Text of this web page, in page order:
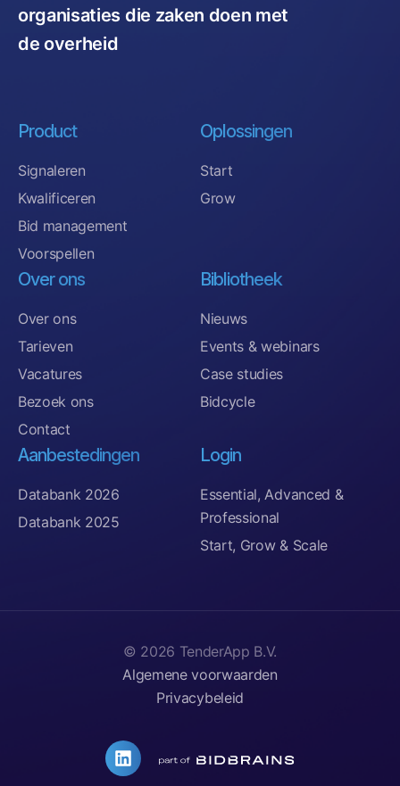
organisaties die zaken doen met
de overheid
Product
Signaleren
Kwalificeren
Bid management
Voorspellen
Oplossingen
Start
Grow
Over ons
Over ons
Tarieven
Vacatures
Bezoek ons
Contact
Bibliotheek
Nieuws
Events & webinars
Case studies
Bidcycle
Aanbestedingen
Databank 2026
Databank 2025
Login
Essential, Advanced &
Professional
Start, Grow & Scale
© 2026 TenderApp B.V.
Algemene voorwaarden
Privacybeleid